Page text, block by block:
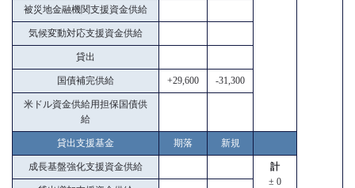
被災地金融機関支援資金供給
気候変動対応支援資金供給
貸出
国債補完供給 +29,600 -31,300
米ドル資金供給用担保国債供
給
貸出支援基金 期落 新規
成長基盤強化支援資金供給
計
± 0